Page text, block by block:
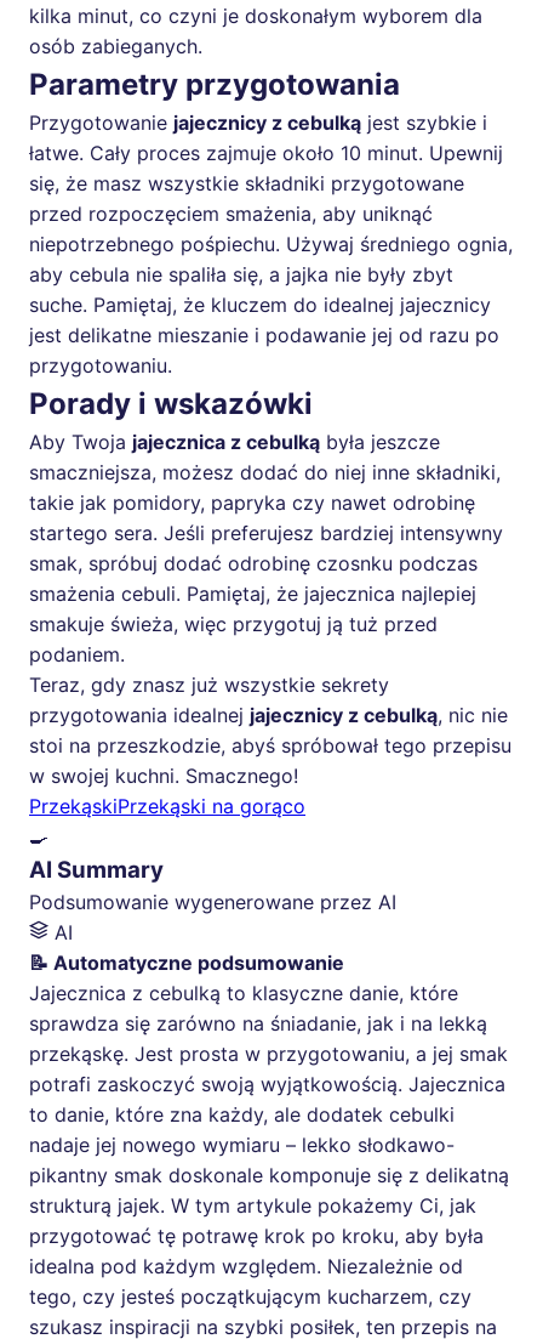
kilka minut, co czyni je doskonałym wyborem dla
osób zabieganych.
Parametry przygotowania
Przygotowanie jajecznicy z cebulką jest szybkie i
łatwe. Cały proces zajmuje około 10 minut. Upewnij
się, że masz wszystkie składniki przygotowane
przed rozpoczęciem smażenia, aby uniknąć
niepotrzebnego pośpiechu. Używaj średniego ognia,
aby cebula nie spaliła się, a jajka nie były zbyt
suche. Pamiętaj, że kluczem do idealnej jajecznicy
jest delikatne mieszanie i podawanie jej od razu po
przygotowaniu.
Porady i wskazówki
Aby Twoja jajecznica z cebulką była jeszcze
smaczniejsza, możesz dodać do niej inne składniki,
takie jak pomidory, papryka czy nawet odrobinę
startego sera. Jeśli preferujesz bardziej intensywny
smak, spróbuj dodać odrobinę czosnku podczas
smażenia cebuli. Pamiętaj, że jajecznica najlepiej
smakuje świeża, więc przygotuj ją tuż przed
podaniem.
Teraz, gdy znasz już wszystkie sekrety
przygotowania idealnej jajecznicy z cebulką, nic nie
stoi na przeszkodzie, abyś spróbował tego przepisu
w swojej kuchni. Smacznego!
PrzekąskiPrzekąski na gorąco
🍳
AI Summary
Podsumowanie wygenerowane przez AI
AI
📝 Automatyczne podsumowanie
Jajecznica z cebulką to klasyczne danie, które
sprawdza się zarówno na śniadanie, jak i na lekką
przekąskę. Jest prosta w przygotowaniu, a jej smak
potrafi zaskoczyć swoją wyjątkowością. Jajecznica
to danie, które zna każdy, ale dodatek cebulki
nadaje jej nowego wymiaru – lekko słodkawo-
pikantny smak doskonale komponuje się z delikatną
strukturą jajek. W tym artykule pokażemy Ci, jak
przygotować tę potrawę krok po kroku, aby była
idealna pod każdym względem. Niezależnie od
tego, czy jesteś początkującym kucharzem, czy
szukasz inspiracji na szybki posiłek, ten przepis na